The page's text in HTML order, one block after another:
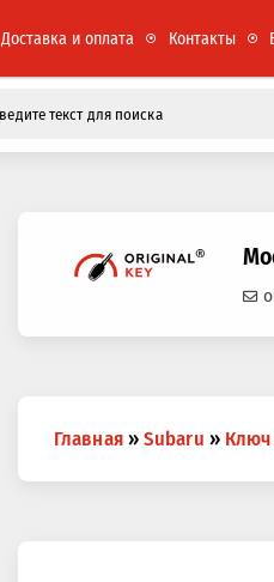
Доставка и оплата Контакты
здесь
Главная » Subaru » Ключ